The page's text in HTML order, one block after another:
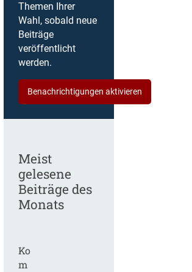
Themen Ihrer
Wahl, sobald neue
Beiträge
veröffentlicht
werden.
Benachrichtigungen aktivieren
Meist
gelesene
Beiträge des
Monats
Ko
m